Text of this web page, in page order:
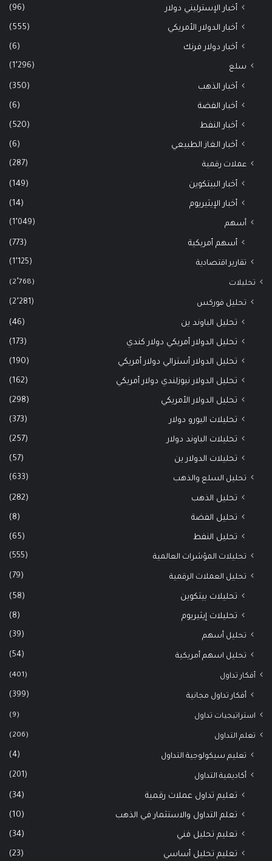
أخبار الإسترليني دولار (96)
أخبار الدولار الأمريكي (555)
أخبار دولار فرنك (6)
سلع (1٬296)
أخبار الذهب (350)
أخبار الفضة (6)
أخبار النفط (520)
أخبار الغاز الطبيعي (6)
عملات رقمية (287)
أخبار البيتكوين (149)
أخبار الإيثيريوم (14)
أسهم (1٬049)
أسهم أمريكية (773)
تقارير اقتصادية (1٬125)
تحليلات (2٬768)
تحليل فوركس (2٬281)
تحليل الباوند ين (46)
تحليل الدولار أمريكي دولار كندي (173)
تحليل الدولار أسترالي دولار أمريكي (190)
تحليل الدولار نيوزلندي دولار أمريكي (162)
تحليل الدولار الأمريكي (298)
تحليلات اليورو دولار (373)
تحليلات الباوند دولار (257)
تحليلات الدولار ين (57)
تحليل السلع والذهب (633)
تحليل الذهب (282)
تحليل الفضة (8)
تحليل النفط (65)
تحليلات المؤشرات العالمية (555)
تحليل العملات الرقمية (79)
تحليلات بيتكوين (58)
تحليلات إيثيريوم (8)
تحليل أسهم (39)
تحليل اسهم أمريكية (54)
أفكار تداول (401)
أفكار تداول مجانية (399)
استراتيجيات تداول (9)
تعلم التداول (206)
تعليم سيكولوجية التداول (4)
أكاديمية التداول (201)
تعليم تداول عملات رقمية (34)
تعلم التداول والاستثمار في الذهب (10)
تعليم تحليل فني (34)
تعليم تحليل أساسي (23)